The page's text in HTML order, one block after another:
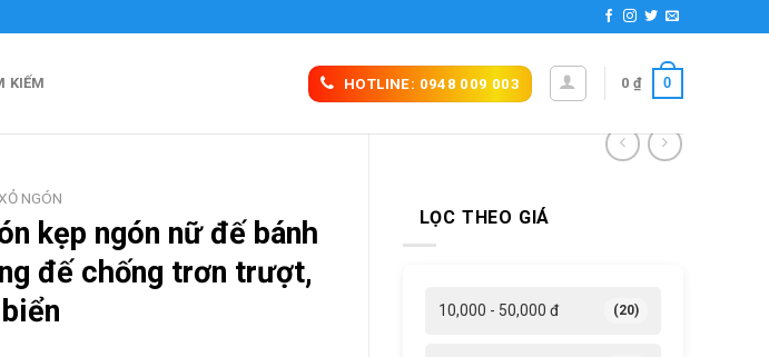
KIẾM HOTLINE: 0948 009 003 0 ₫ 0
LỌC THEO GIÁ
10,000 - 50,000 đ (20)
NGÓN
kẹp ngón nữ đế bánh
đế chống trơn trượt,